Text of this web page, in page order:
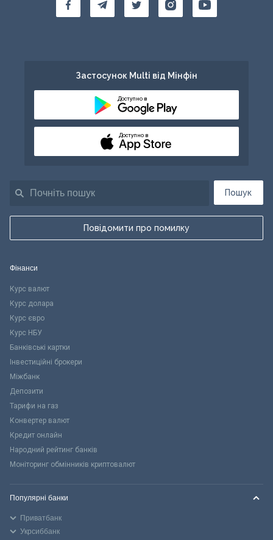
Пошук
Повідомити про помилку
Застосунок Multi від Мінфін
Доступно в
Доступно в
Фінанси
Курс валют
Курс долара
Курс євро
Курс НБУ
Банківські картки
Інвестиційні брокери
Міжбанк
Депозити
Тарифи на газ
Конвертер валют
Кредит онлайн
Народний рейтинг банків
Моніторинг обмінників криптовалют
Популярні банки
Приватбанк
Укрсиббанк